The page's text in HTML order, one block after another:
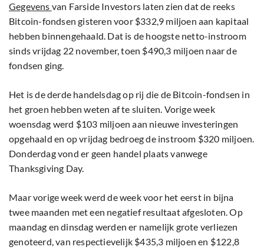
Gegevens van Farside Investors laten zien dat de reeks
Bitcoin-fondsen gisteren voor $332,9 miljoen aan kapitaal
hebben binnengehaald. Dat is de hoogste netto-instroom
sinds vrijdag 22 november, toen $490,3 miljoen naar de
fondsen ging.
Het is de derde handelsdag op rij die de Bitcoin-fondsen in
het groen hebben weten af te sluiten. Vorige week
woensdag werd $103 miljoen aan nieuwe investeringen
opgehaald en op vrijdag bedroeg de instroom $320 miljoen.
Donderdag vond er geen handel plaats vanwege
Thanksgiving Day.
Maar vorige week werd de week voor het eerst in bijna
twee maanden met een negatief resultaat afgesloten. Op
maandag en dinsdag werden er namelijk grote verliezen
genoteerd, van respectievelijk $435,3 miljoen en $122,8